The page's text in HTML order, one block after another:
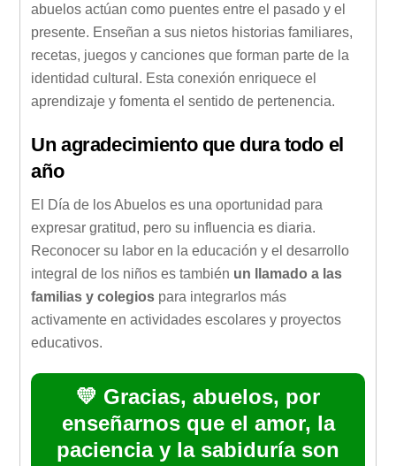
abuelos actúan como puentes entre el pasado y el
presente. Enseñan a sus nietos historias familiares,
recetas, juegos y canciones que forman parte de la
identidad cultural. Esta conexión enriquece el
aprendizaje y fomenta el sentido de pertenencia.
Un agradecimiento que dura todo el
año
El Día de los Abuelos es una oportunidad para
expresar gratitud, pero su influencia es diaria.
Reconocer su labor en la educación y el desarrollo
integral de los niños es también un llamado a las
familias y colegios para integrarlos más
activamente en actividades escolares y proyectos
educativos.
💛 Gracias, abuelos, por
enseñarnos que el amor, la
paciencia y la sabiduría son